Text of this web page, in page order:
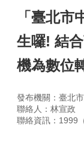
「臺北
生囉! 結
機為數位
發布機關：臺北
聯絡人：林宣政
聯絡資訊：1999